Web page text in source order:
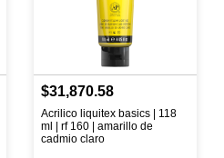
$31,870.58
Acrilico liquitex basics | 118
ml | rf 160 | amarillo de
cadmio claro